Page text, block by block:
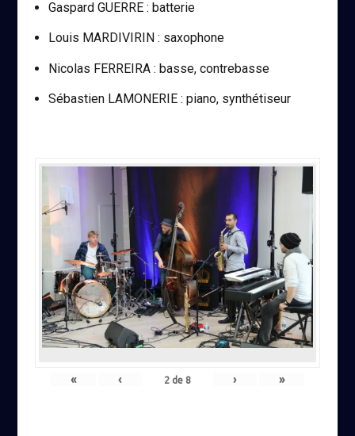
Gaspard GUERRE : batterie
Louis MARDIVIRIN : saxophone
Nicolas FERREIRA : basse, contrebasse
Sébastien LAMONERIE : piano, synthétiseur
« ‹ 2de 8 › »